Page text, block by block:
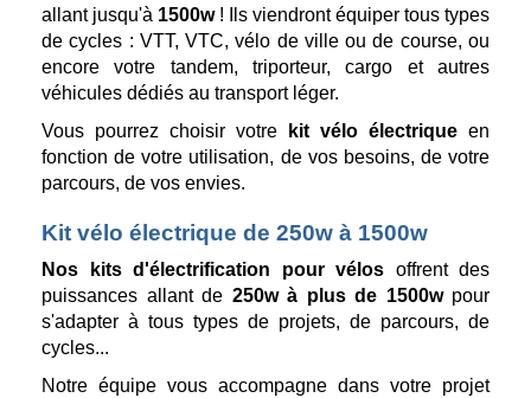
allant jusqu'à 1500w ! Ils viendront équiper tous types
de cycles : VTT, VTC, vélo de ville ou de course, ou
encore votre
tandem, triporteur, cargo et autres
véhicules dédiés au transport léger.
Vous pourrez choisir votre
kit vélo électrique en
fonction de votre utilisation, de vos besoins, de votre
parcours, de vos envies.
Kit vélo électrique de 250w à 1500w
Nos kits d'électrification pour vélos offrent des
puissances allant de 250w à plus de 1500w pour
s'adapter à tous types de projets, de parcours, de
cycles...
Notre équipe vous accompagne dans votre projet